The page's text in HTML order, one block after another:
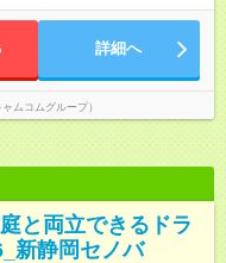
詳細へ
ムコムグループ）
と両立できるドラ
新静岡セノバ